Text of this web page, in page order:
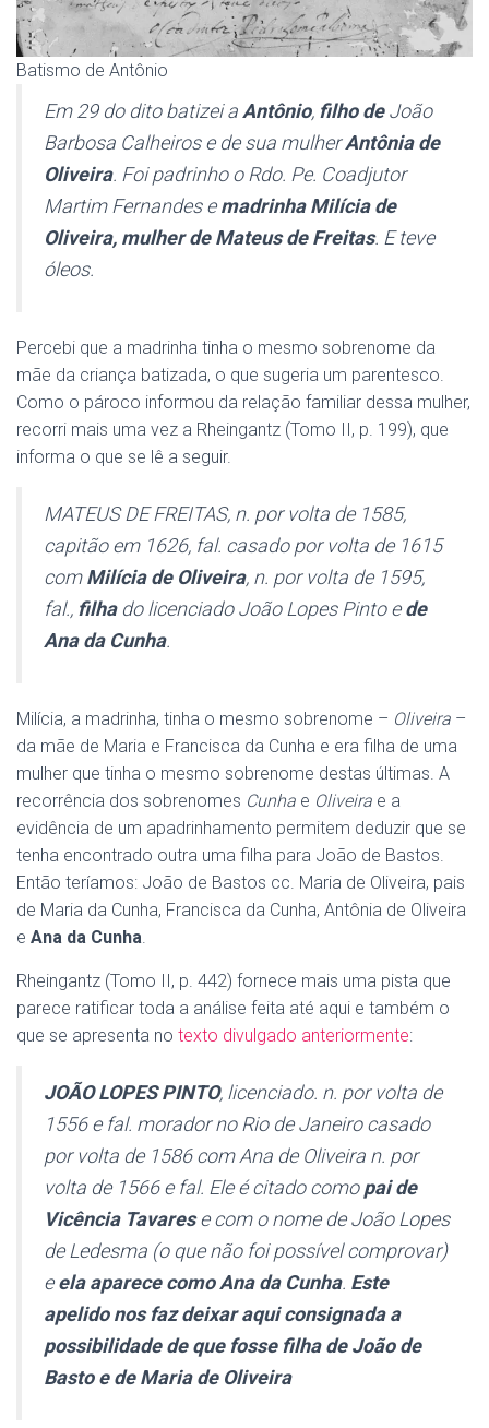
Batismo de Antônio
Em 29 do dito batizei a Antônio, filho deJoão
Barbosa Calheiros e de sua mulherAntônia de
Oliveira. Foi padrinho o Rdo. Pe. Coadjutor
Martim Fernandes emadrinha Milícia de
Oliveira, mulher de Mateus de Freitas. E teve
óleos.
Percebi que a madrinha tinha o mesmo sobrenome da
mãe da criança batizada, o que sugeria um parentesco.
Como o pároco informou da relação familiar dessa mulher,
recorri mais uma vez a Rheingantz (Tomo II, p. 199), que
informa o que se lê a seguir.
MATEUS DE FREITAS, n. por volta de 1585,
capitão em 1626, fal. casado por volta de 1615
comMilícia de Oliveira, n. por volta de 1595,
fal., filhado licenciado João Lopes Pinto ede
Ana da Cunha.
Milícia, a madrinha, tinha o mesmo sobrenome – Oliveira –
da mãe de Maria e Francisca da Cunha e era filha de uma
mulher que tinha o mesmo sobrenome destas últimas. A
recorrência dos sobrenomes Cunha e Oliveira e a
evidência de um apadrinhamento permitem deduzir que se
tenha encontrado outra uma filha para João de Bastos.
Então teríamos: João de Bastos cc. Maria de Oliveira, pais
de Maria da Cunha, Francisca da Cunha, Antônia de Oliveira
e Ana da Cunha.
Rheingantz (Tomo II, p. 442) fornece mais uma pista que
parece ratificar toda a análise feita até aqui e também o
que se apresenta no texto divulgado anteriormente:
JOÃO LOPES PINTO, licenciado. n. por volta de
1556 e fal. morador no Rio de Janeiro casado
por volta de 1586 com Ana de Oliveira n. por
volta de 1566 e fal. Ele é citado comopai de
Vicência Tavarese com o nome de João Lopes
de Ledesma (o que não foi possível comprovar)
eela aparece como Ana da Cunha. Este
apelido nos faz deixar aqui consignada a
possibilidade de que fosse filha de João de
Basto e de Maria de Oliveira